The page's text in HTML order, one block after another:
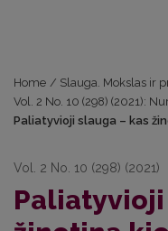
Home / Slauga. Mokslas ir
Vol. 2 No. 10 (298) (2021):
Paliatyvioji slauga – kas
Vol. 2 No. 10 (298) (2021)
Paliatyvioji